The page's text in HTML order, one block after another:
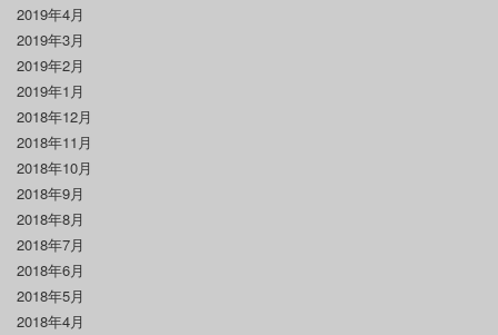
2019年4月
2019年3月
2019年2月
2019年1月
2018年12月
2018年11月
2018年10月
2018年9月
2018年8月
2018年7月
2018年6月
2018年5月
2018年4月